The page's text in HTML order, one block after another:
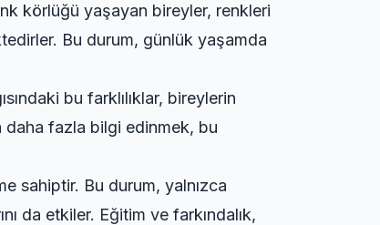
körlüğü yaşayan bireyler, renkleri
Bu durum, günlük yaşamda
bu farklılıklar, bireylerin
daha fazla bilgi edinmek, bu
sahiptir. Bu durum, yalnızca
da etkiler. Eğitim ve farkındalık,